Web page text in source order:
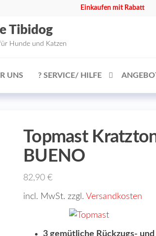
Einkaufen mit Rabatt
Tibidog
Hunde und Katzen
UNS ? SERVICE/ HILFE
Topmast
BUENO
82,90 €
incl. MwSt. zzgl. Versandkosten
3 gemütliche Rückzugs- und